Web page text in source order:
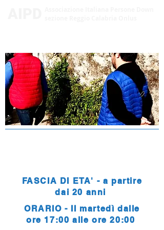
FASCIA DI ETA' - a partire
dai 20 anni
ORARIO - II martedì dalle
ore 17:00 alle ore 20:00